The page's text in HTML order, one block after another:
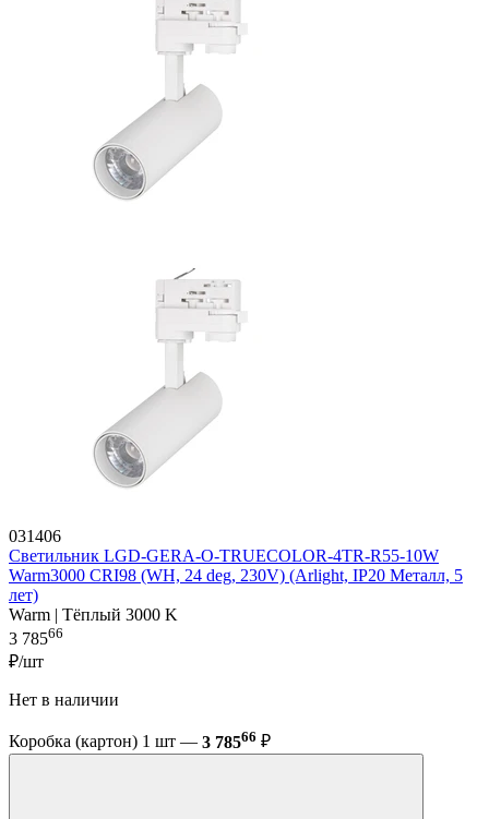
031406
Светильник LGD-GERA-O-TRUECOLOR-4TR-R55-10W
Warm3000 CRI98 (WH, 24 deg, 230V) (Arlight, IP20 Металл, 5
лет)
Warm | Тёплый 3000 K
3 78566
₽/шт
Нет в наличии
Коробка (картон) 1 шт — 3 78566 ₽